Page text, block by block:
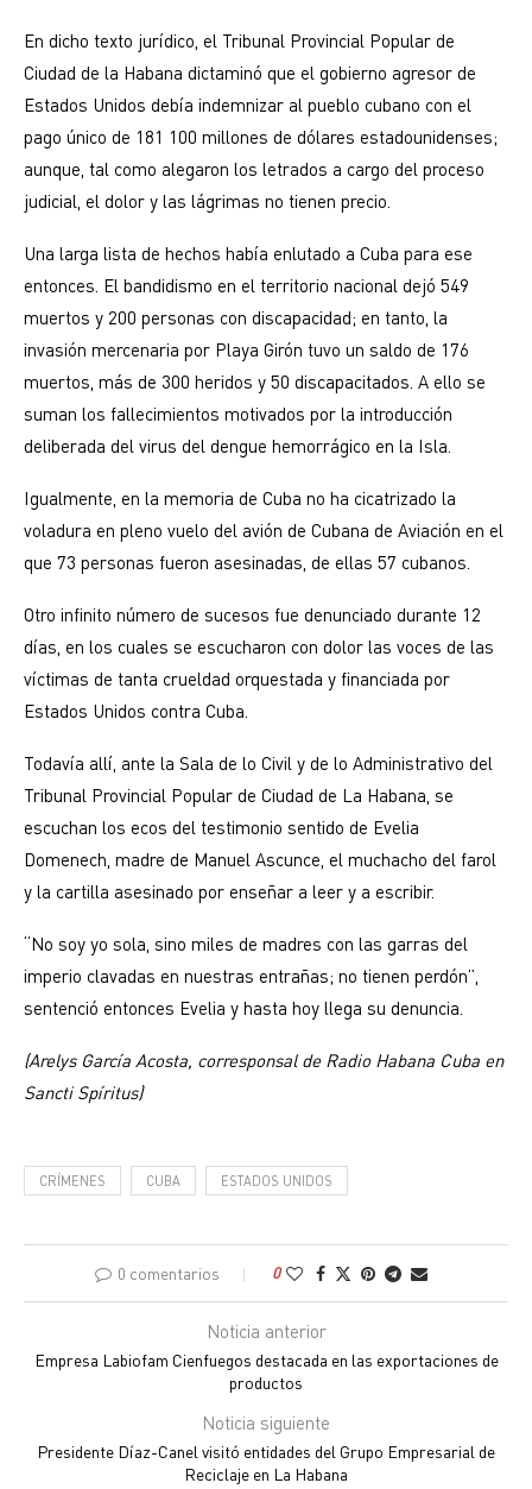
En dicho texto jurídico, el Tribunal Provincial Popular de
Ciudad de la Habana dictaminó que el gobierno agresor de
Estados Unidos debía indemnizar al pueblo cubano con el
pago único de 181 100 millones de dólares estadounidenses;
aunque, tal como alegaron los letrados a cargo del proceso
judicial, el dolor y las lágrimas no tienen precio.
Una larga lista de hechos había enlutado a Cuba para ese
entonces. El bandidismo en el territorio nacional dejó 549
muertos y 200 personas con discapacidad; en tanto, la
invasión mercenaria por Playa Girón tuvo un saldo de 176
muertos, más de 300 heridos y 50 discapacitados. A ello se
suman los fallecimientos motivados por la introducción
deliberada del virus del dengue he­morrágico en la Isla.
Igualmente, en la memoria de Cuba no ha cicatrizado la
voladura en pleno vuelo del avión de Cubana de Aviación en el
que 73 personas fueron asesinadas, de ellas 57 cubanos.
Otro infinito número de sucesos fue denunciado durante 12
días, en los cuales se escucharon con dolor las voces de las
víctimas de tanta crueldad orquestada y financiada por
Estados Unidos contra Cuba.
Todavía allí, ante la Sala de lo Civil y de lo Administrativo del
Tribunal Provincial Popular de Ciudad de La Habana, se
escuchan los ecos del testimonio sentido de Evelia
Domenech, madre de Manuel Ascunce, el muchacho del farol
y la cartilla asesinado por enseñar a leer y a escribir.
“No soy yo sola, sino miles de madres con las garras del
imperio clavadas en nuestras entrañas; no tienen perdón”,
sentenció entonces Evelia y hasta hoy llega su denuncia.
(Arelys García Acosta, corresponsal de Radio Habana Cuba en
Sancti Spíritus)
CRÍMENES CUBA ESTADOS UNIDOS
0 comentarios 0
Noticia anterior
Empresa Labiofam Cienfuegos destacada en las exportaciones de
productos
Noticia siguiente
Presidente Díaz-Canel visitó entidades del Grupo Empresarial de
Reciclaje en La Habana